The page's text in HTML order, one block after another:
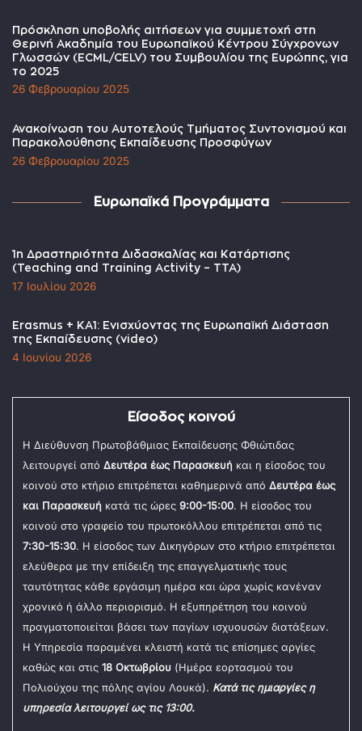
Πρόσκληση υποβολής αιτήσεων για συμμετοχή στη
Θερινή Ακαδημία του Ευρωπαϊκού Κέντρου Σύγχρονων
Γλωσσών (ECML/CELV) του Συμβουλίου της Ευρώπης, για
το 2025
26 Φεβρουαρίου 2025
Ανακοίνωση του Αυτοτελούς Τμήματος Συντονισμού και
Παρακολούθησης Εκπαίδευσης Προσφύγων
26 Φεβρουαρίου 2025
Ευρωπαϊκά Προγράμματα
1η Δραστηριότητα Διδασκαλίας και Κατάρτισης
(Teaching and Training Activity – TTA)
17 Ιουλίου 2026
Erasmus + KA1: Ενισχύοντας της Ευρωπαϊκή Διάσταση
της Εκπαίδευσης (video)
4 Ιουνίου 2026
Είσοδος κοινού
Η Διεύθυνση Πρωτοβάθμιας Εκπαίδευσης Φθιώτιδας
λειτουργεί από Δευτέρα έως Παρασκευή και η είσοδος του
κοινού στο κτήριο επιτρέπεται καθημερινά από Δευτέρα έως
και Παρασκευή κατά τις ώρες 9:00-15:00. Η είσοδος του
κοινού στο γραφείο του πρωτοκόλλου επιτρέπεται από τις
7:30-15:30. Η είσοδος των Δικηγόρων στο κτήριο επιτρέπεται
ελεύθερα με την επίδειξη της επαγγελματικής τους
ταυτότητας κάθε εργάσιμη ημέρα και ώρα χωρίς κανέναν
χρονικό ή άλλο περιορισμό. Η εξυπηρέτηση του κοινού
πραγματοποιείται βάσει των παγίων ισχυουσών διατάξεων.
Η Υπηρεσία παραμένει κλειστή κατά τις επίσημες αργίες
καθώς και στις 18 Οκτωβρίου (Ημέρα εορτασμού του
Πολιούχου της πόλης αγίου Λουκά). Κατά τις ημιαργίες η
υπηρεσία λειτουργεί ως τις 13:00.